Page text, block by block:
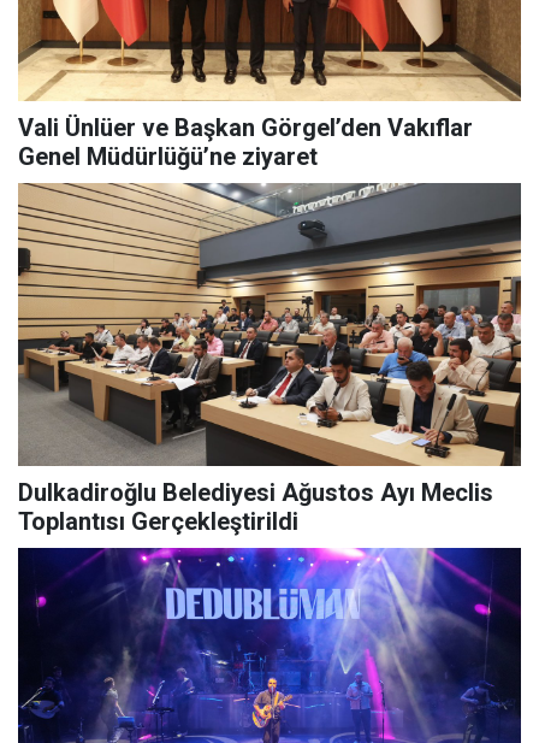
Vali Ünlüer ve Başkan Görgel’den Vakıflar
Genel Müdürlüğü’ne ziyaret
Dulkadiroğlu Belediyesi Ağustos Ayı Meclis
Toplantısı Gerçekleştirildi